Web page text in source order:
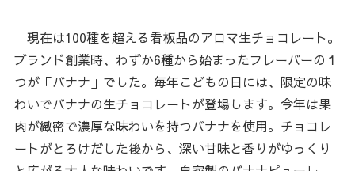
現在は100種を超える看板品のアロマ生チョコレート。
ブランド創業時、わずか6種から始まったフレーバーの１
つが「バナナ」でした。毎年こどもの日には、限定の味
わいでバナナの生チョコレートが登場します。今年は果
肉が緻密で濃厚な味わいを持つバナナを使用。チョコレ
ートがとろけだした後から、深い甘味と香りがゆっくり